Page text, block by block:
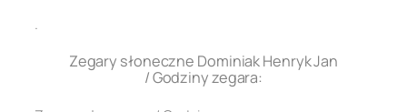
.
Zegary słoneczne Dominiak Henryk Jan
/ Godziny zegara: